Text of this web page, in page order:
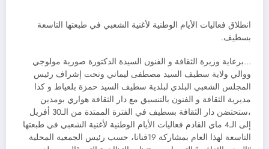
انطلاق فعاليات الأيام الوطنية لأغنية الشعبي في طبعتها التاسعة
بسطيف.
…برعاية وزيرة الثقافة و الفنون السيدة الدكتورة صورية مولوجي
ووالي ولاية سطيف السيد مصطفى ليماني وتحت إشراف رئيس
المجلس الشعبي البلدي لبلدية سطيف السيد حمزة بلعياط و كذا
مديرية الثقافة و الفنون بالتنسيق مع دار الثقافة هواري بومدين
،ستحتضن دار الثقافة بسطيف في الفترة الممتدة من الـ30 أفريل
إلى الـ4 ماي القادم فعاليات الأيام الوطنية لأغنية الشعبي في طبعتها
التاسعة لهذا العام بمشاركة 19فنانا، حسب رئيس الجمعية المحلية